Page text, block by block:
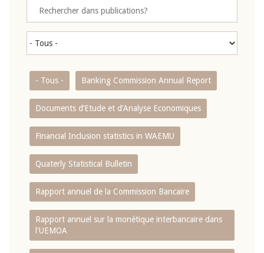
- Tous - Banking Commission Annual Report
Documents d’Etude et d’Analyse Economiques
Financial Inclusion statistics in WAEMU
Quaterly Statistical Bulletin
Rapport annuel de la Commission Bancaire
Rapport annuel sur la monétique interbancaire dans
l'UEMOA